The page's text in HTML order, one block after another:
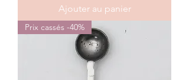
Ajouter au panier
Prix cassés -40%